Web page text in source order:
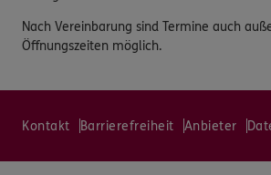
Nach Vereinbarung sind Termine auch
Öffnungszeiten möglich.
Kontakt Barrierefreiheit Anbieter